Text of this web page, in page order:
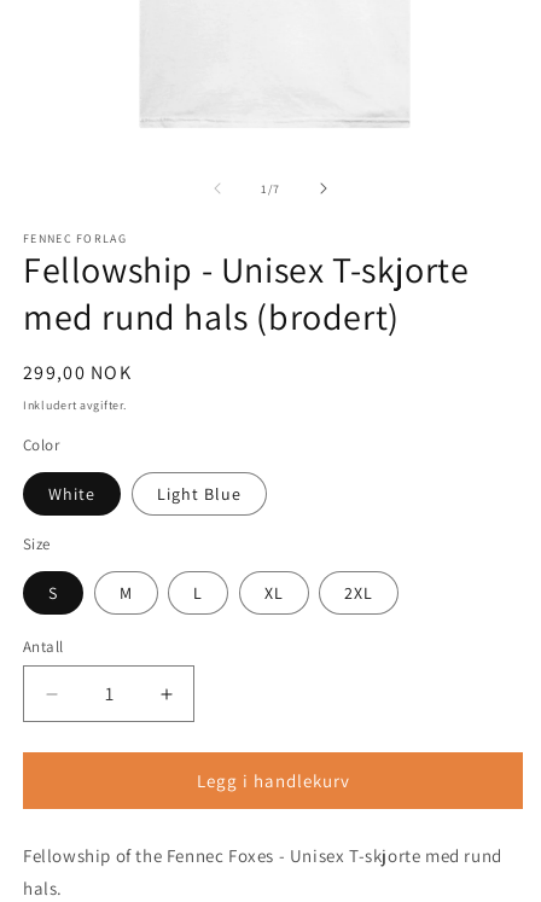
1/av
7
FENNEC FORLAG
Fellowship - Unisex T-skjorte
med rund hals (brodert)
Vanlig
pris
299,00 NOK
Inkludert avgifter.
Color
White Light Blue
Size
S M L XL 2XL
Antall
Antall
antallet
for
-
T-
skjorte
Øk
antallet
for
Fellowship
-
T-
Legg i handlekurv
Fellowship of the Fennec Foxes - Unisex T-skjorte med rund
hals.